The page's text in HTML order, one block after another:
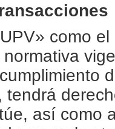
como
tendrá
así como